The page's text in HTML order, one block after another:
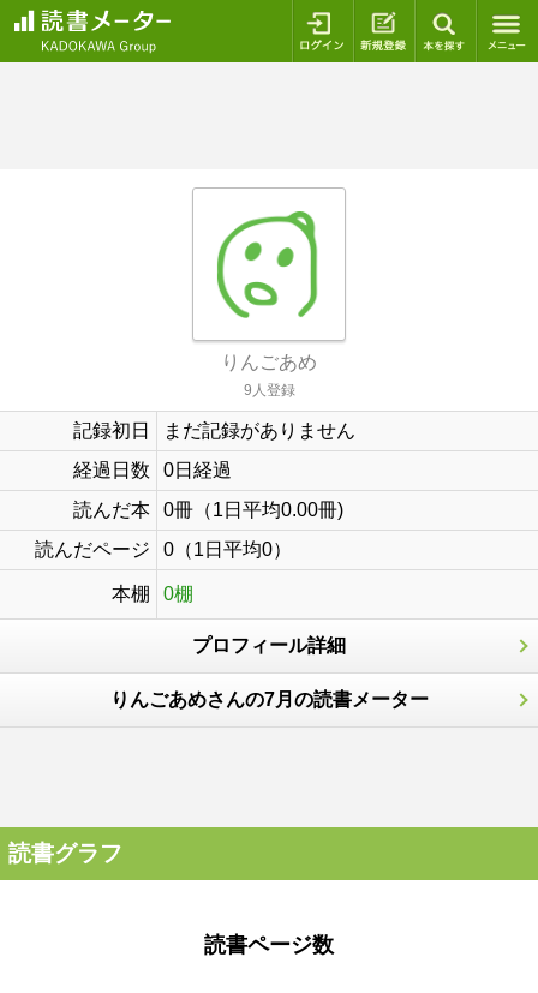
ログイン 新規登録
りんごあめ
9人登録
記録初日
まだ記録がありません
経過日数
0日経過
読んだ本
0冊（1日平均0.00冊)
読んだページ
0（1日平均0）
本棚 0棚
プロフィール詳細
りんごあめさんの7月の読書メーター
読書グラフ
読書ページ数